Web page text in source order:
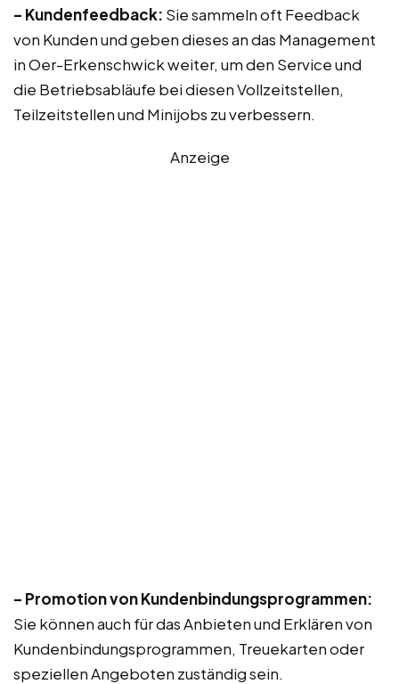
– Kundenfeedback: Sie sammeln oft Feedback
von Kunden und geben dieses an das Management
in Oer-Erkenschwick weiter, um den Service und
die Betriebsabläufe bei diesen Vollzeitstellen,
Teilzeitstellen und Minijobs zu verbessern.
Anzeige
– Promotion von Kundenbindungsprogrammen:
Sie können auch für das Anbieten und Erklären von
Kundenbindungsprogrammen, Treuekarten oder
speziellen Angeboten zuständig sein.